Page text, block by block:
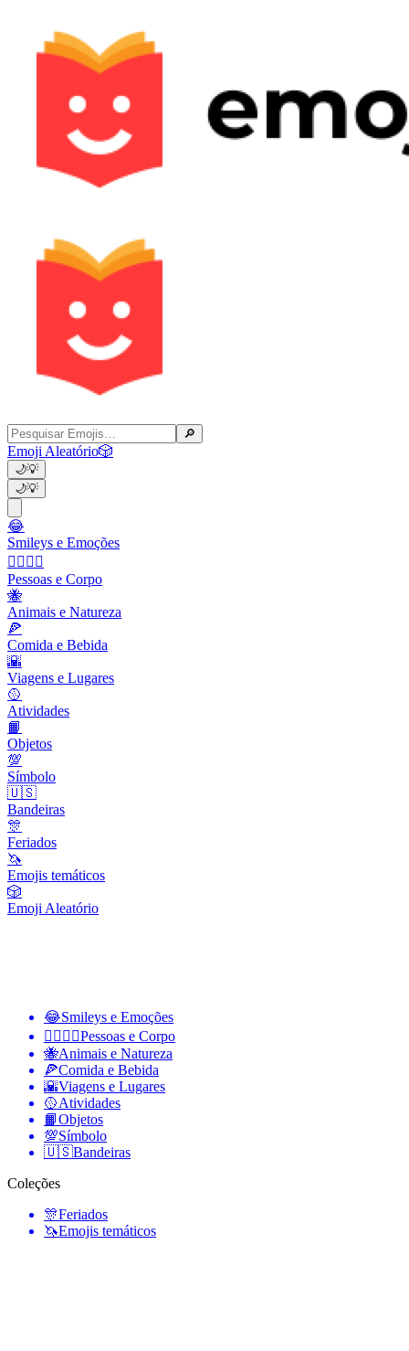
🔎
Emoji Aleatório🎲
🌙💡
🌙💡
😂
Smileys e Emoções
👩‍❤️‍💋‍👨
Pessoas e Corpo
🐝
Animais e Natureza
🍕
Comida e Bebida
🌇
Viagens e Lugares
🥎
Atividades
📙
Objetos
💯
Símbolo
🇺🇸
Bandeiras
🎊
Feriados
🦄
Emojis temáticos
🎲
Emoji Aleatório
😂Smileys e Emoções
👩‍❤️‍💋‍👨Pessoas e Corpo
🐝Animais e Natureza
🍕Comida e Bebida
🌇Viagens e Lugares
🥎Atividades
📙Objetos
💯Símbolo
🇺🇸Bandeiras
Coleções
🎊Feriados
🦄Emojis temáticos